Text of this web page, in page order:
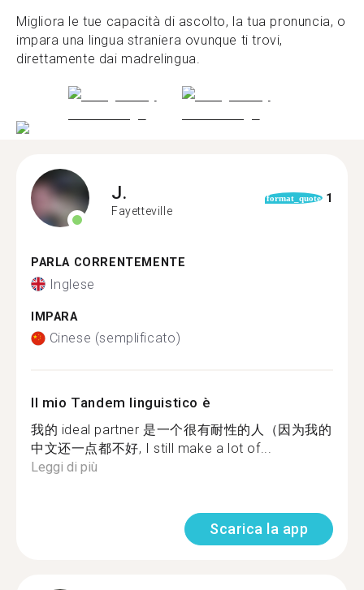
Migliora le tue capacità di ascolto, la tua pronuncia, o
impara una lingua straniera ovunque ti trovi,
direttamente dai madrelingua.
J.
Fayetteville
format_quote 1
PARLA CORRENTEMENTE
Inglese
IMPARA
Cinese (semplificato)
Il mio Tandem linguistico è
我的 ideal partner 是一个很有耐性的人（因为我的
中文还一点都不好, I still make a lot of...
Leggi di più
Scarica la app